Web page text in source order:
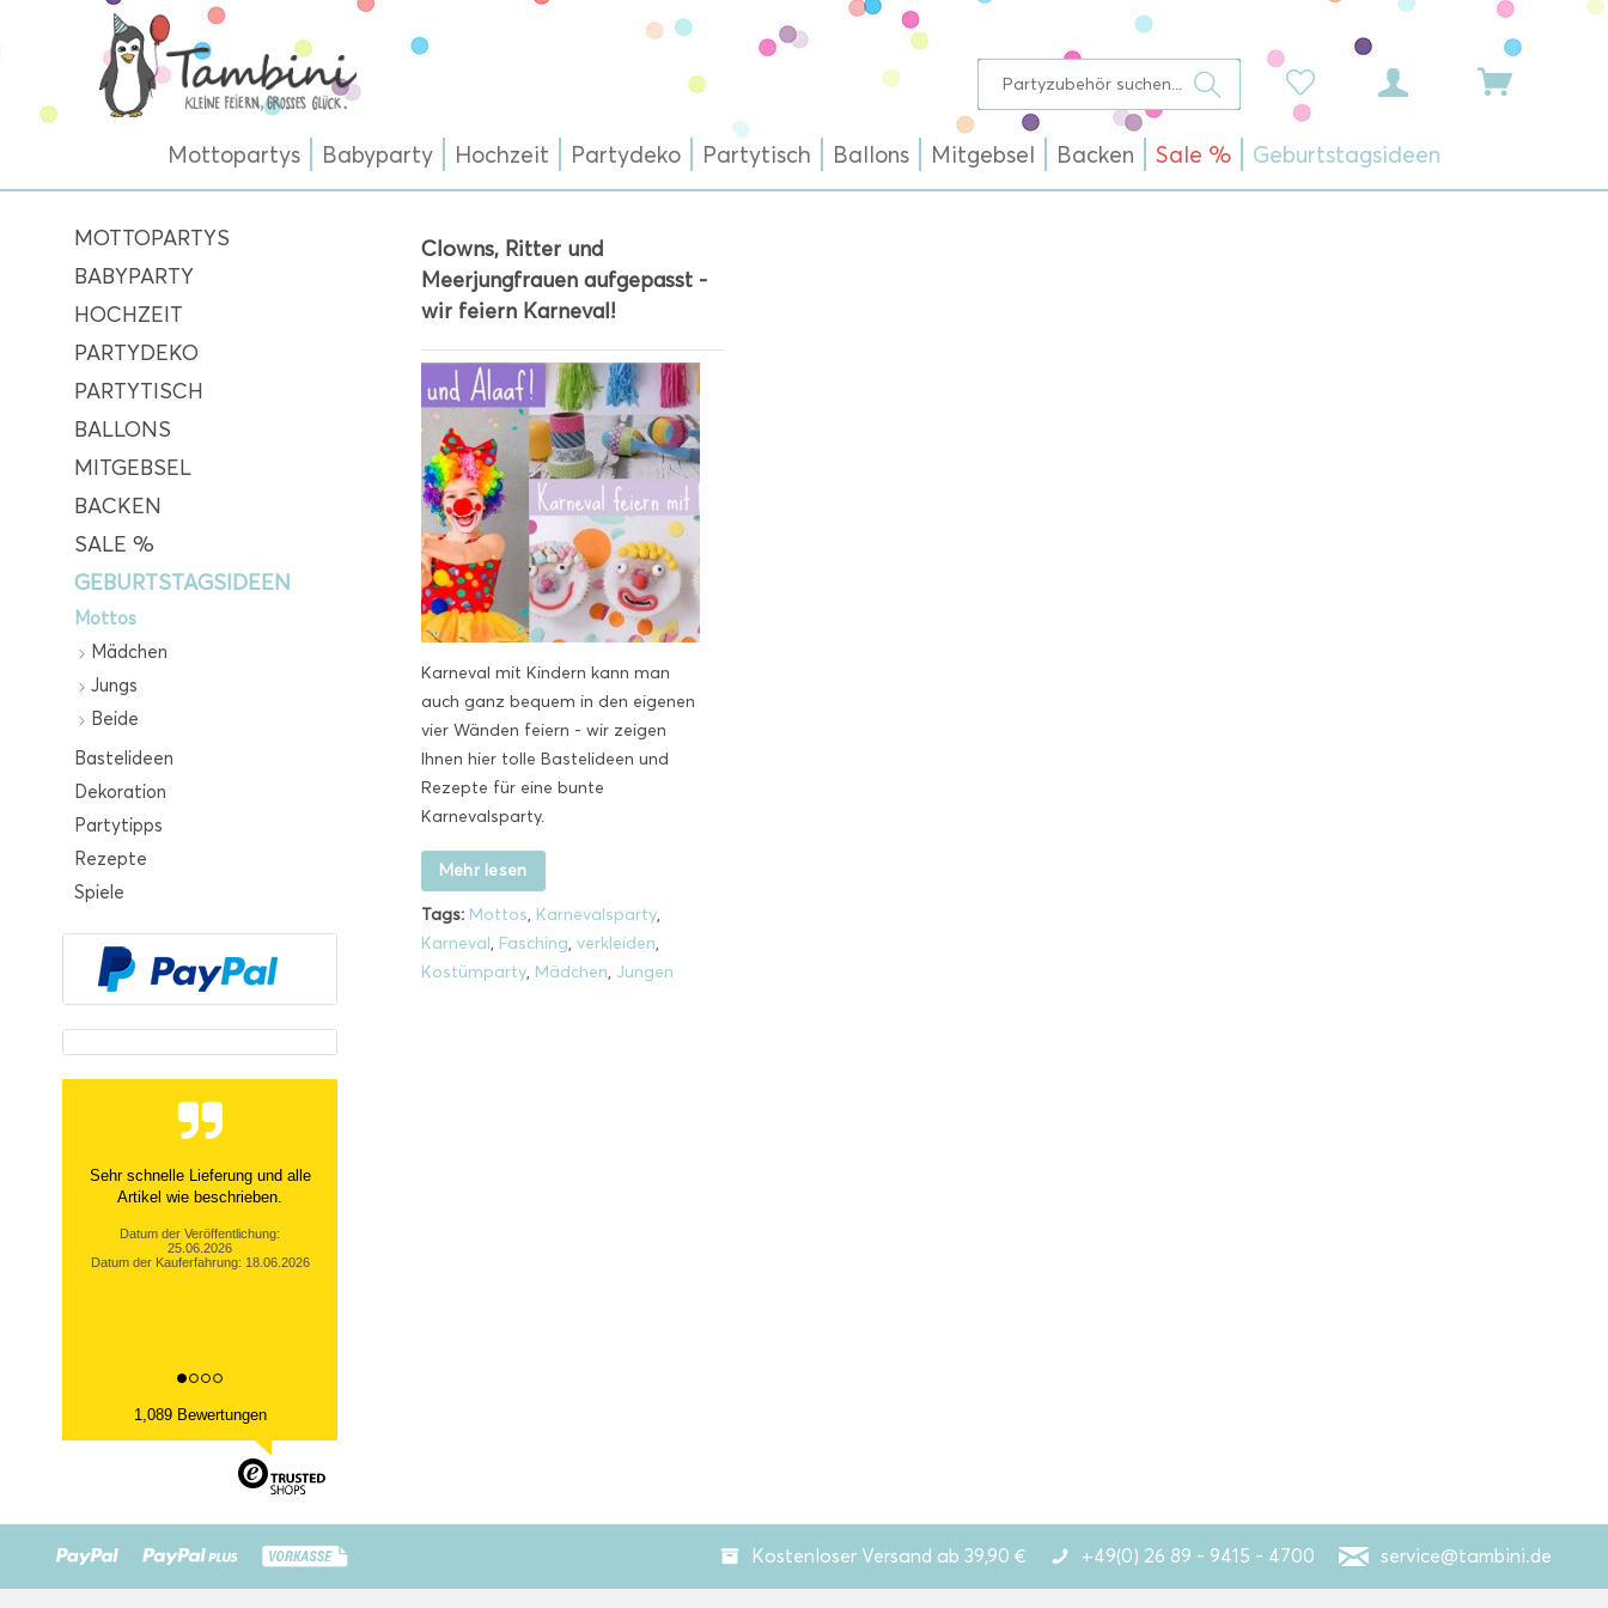
Mottopartys Babyparty Hochzeit Partydeko Partytisch Ballons Mitgebsel Backen Sale % Geburtstagsideen
MOTTOPARTYS
BABYPARTY
HOCHZEIT
PARTYDEKO
PARTYTISCH
BALLONS
MITGEBSEL
BACKEN
SALE %
GEBURTSTAGSIDEEN
Mottos
Mädchen
Jungs
Beide
Bastelideen
Dekoration
Partytipps
Rezepte
Spiele
Sehr schnelle Lieferung und alle
Artikel wie beschrieben.
Datum der Veröffentlichung:
25.06.2026
Datum der Kauferfahrung: 18.06.2026
1,089 Bewertungen
Clowns, Ritter und
Meerjungfrauen aufgepasst -
wir feiern Karneval!
Karneval mit Kindern kann man
auch ganz bequem in den eigenen
vier Wänden feiern - wir zeigen
Ihnen hier tolle Bastelideen und
Rezepte für eine bunte
Karnevalsparty.
Mehr lesen
Tags: Mottos, Karnevalsparty,
Karneval, Fasching, verkleiden,
Kostümparty, Mädchen, Jungen
Kostenloser Versand ab 39,90 € +49(0) 26 89 - 9415 - 4700 service@tambini.de